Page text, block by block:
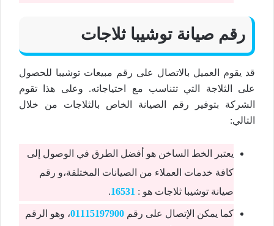
رقم صيانة توشيبا ثلاجات
قد يقوم العميل بالاتصال على رقم مبيعات توشيبا للحصول
على الثلاجة التي تتناسب مع احتياجاته. وعلى هذا تقوم
الشركة بتوفير رقم الصيانة الخاص بالثلاجات من خلال
التالي:
يعتبر الخط الساخن هو أفضل الطرق في الوصول إلى
كافة خدمات العملاء من الصيانات المختلفة،و رقم
صيانة توشيبا ثلاجات هو : 16531
.
كما يمكن الإتصال على رقم 01115197900، وهو الرقم